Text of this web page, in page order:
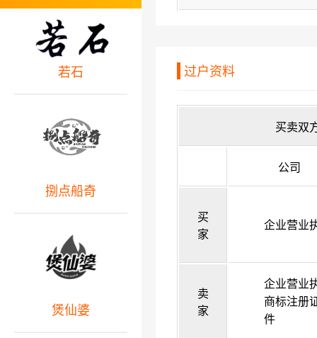
过户资料
买卖双
公司
买
家
企业营业
卖
家
企业营业
商标注册
件
若石
捌点船奇
煲仙婆